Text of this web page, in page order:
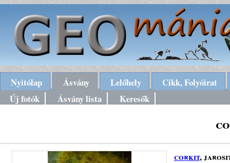
Nyitólap Ásvány Lelőhely
Cikk, Folyóirat
Új fotók
Ásvány lista Keresők
corkit,